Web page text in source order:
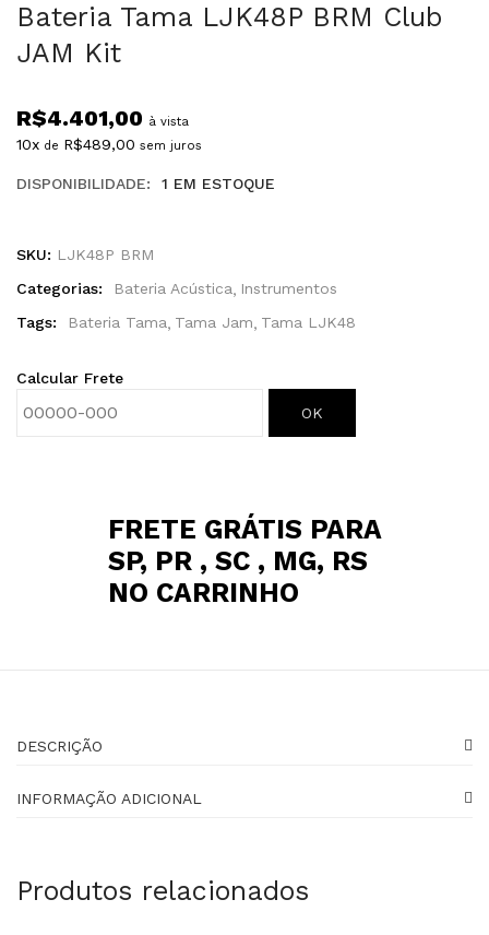
Bateria Tama LJK48P BRM Club
JAM Kit
R$4.401,00 à vista
10x de R$489,00 sem juros
DISPONIBILIDADE: 1 EM ESTOQUE
SKU: LJK48P BRM
Categorias:
Bateria Acústica
Instrumentos
Tags:
Bateria Tama Tama Jam Tama LJK48
Calcular Frete
OK
FRETE GRÁTIS PARA
SP, PR , SC , MG, RS
NO CARRINHO
DESCRIÇÃO
INFORMAÇÃO ADICIONAL
Produtos relacionados